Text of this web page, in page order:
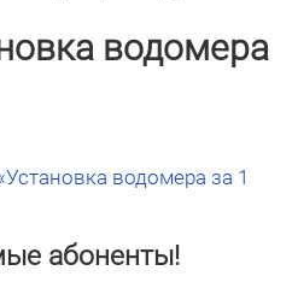
водомера
водомера за 1
абоненты!